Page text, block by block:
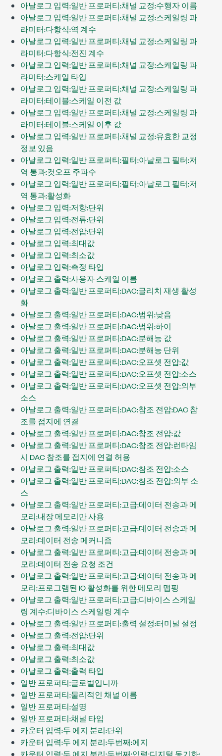
아날로그 입력:일반 프로퍼티:채널 교정:수행자 이름
아날로그 입력:일반 프로퍼티:채널 교정:스케일링 파
라미터:다항식:역 계수
아날로그 입력:일반 프로퍼티:채널 교정:스케일링 파
라미터:다항식:전진 계수
아날로그 입력:일반 프로퍼티:채널 교정:스케일링 파
라미터:스케일 타입
아날로그 입력:일반 프로퍼티:채널 교정:스케일링 파
라미터:테이블:스케일 이전 값
아날로그 입력:일반 프로퍼티:채널 교정:스케일링 파
라미터:테이블:스케일 이후 값
아날로그 입력:일반 프로퍼티:채널 교정:유효한 교정
정보 있음
아날로그 입력:일반 프로퍼티:필터:아날로그 필터:저
역 통과:컷오프 주파수
아날로그 입력:일반 프로퍼티:필터:아날로그 필터:저
역 통과:활성화
아날로그 입력:저항:단위
아날로그 입력:전류:단위
아날로그 입력:전압:단위
아날로그 입력:최대값
아날로그 입력:최소값
아날로그 입력:측정 타입
아날로그 출력:사용자 스케일 이름
아날로그 출력:일반 프로퍼티:DAC:글리치 재생 활성
화
아날로그 출력:일반 프로퍼티:DAC:범위:낮음
아날로그 출력:일반 프로퍼티:DAC:범위:하이
아날로그 출력:일반 프로퍼티:DAC:분해능 값
아날로그 출력:일반 프로퍼티:DAC:분해능 단위
아날로그 출력:일반 프로퍼티:DAC:오프셋 전압:값
아날로그 출력:일반 프로퍼티:DAC:오프셋 전압:소스
아날로그 출력:일반 프로퍼티:DAC:오프셋 전압:외부
소스
아날로그 출력:일반 프로퍼티:DAC:참조 전압:DAC 참
조를 접지에 연결
아날로그 출력:일반 프로퍼티:DAC:참조 전압:값
아날로그 출력:일반 프로퍼티:DAC:참조 전압:런타임
시 DAC 참조를 접지에 연결 허용
아날로그 출력:일반 프로퍼티:DAC:참조 전압:소스
아날로그 출력:일반 프로퍼티:DAC:참조 전압:외부 소
스
아날로그 출력:일반 프로퍼티:고급:데이터 전송과 메
모리:내장 메모리만 사용
아날로그 출력:일반 프로퍼티:고급:데이터 전송과 메
모리:데이터 전송 메커니즘
아날로그 출력:일반 프로퍼티:고급:데이터 전송과 메
모리:데이터 전송 요청 조건
아날로그 출력:일반 프로퍼티:고급:데이터 전송과 메
모리:프로그램된 IO 활성화를 위한 메모리 맵핑
아날로그 출력:일반 프로퍼티:고급:디바이스 스케일
링 계수:디바이스 스케일링 계수
아날로그 출력:일반 프로퍼티:출력 설정:터미널 설정
아날로그 출력:전압:단위
아날로그 출력:최대값
아날로그 출력:최소값
아날로그 출력:출력 타입
일반 프로퍼티:글로벌입니까
일반 프로퍼티:물리적인 채널 이름
일반 프로퍼티:설명
일반 프로퍼티:채널 타입
카운터 입력:두 에지 분리:단위
카운터 입력:두 에지 분리:두번째:에지
카운터 입력:두 에지 분리:두번째:입력:디지털 동기화: